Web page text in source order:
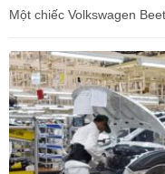
Một chiếc Volkswagen